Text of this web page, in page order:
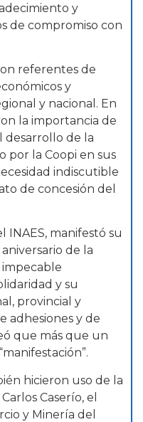
y
de compromiso con
referentes de
y
y nacional. En
la importancia de
desarrollo de la
por la Coopi en sus
indiscutible
de concesión del
INAES, manifestó su
de la
y su
provincial y
adhesiones y de
que más que un
hicieron uso de la
Caserío, el
y Minería del